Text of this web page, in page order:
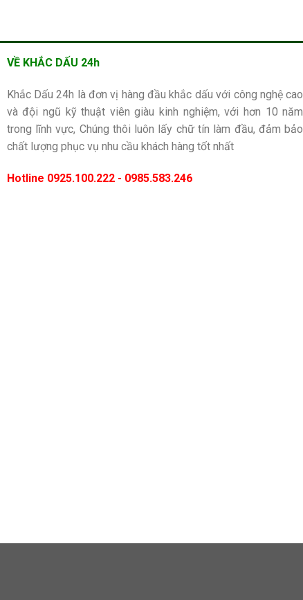
VỀ KHẮC DẤU 24h
Khắc Dấu 24h là đơn vị hàng đầu khắc dấu với công nghệ cao
và đội ngũ kỹ thuật viên giàu kinh nghiệm, với hơn 10 năm
trong lĩnh vực, Chúng thôi luôn lấy chữ tín làm đầu, đảm bảo
chất lượng phục vụ nhu cầu khách hàng tốt nhất
Hotline 0925.100.222 - 0985.583.246